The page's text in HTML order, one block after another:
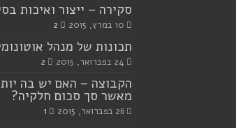
סקירה – ייצור ואיכות
10 במרץ, 2015 2
תכונות של מנהל
24 בפברואר, 2015 2
הקבוצה – האם יש בה
מאשר סך סכום חלקיה?
26 בפברואר, 2015 1